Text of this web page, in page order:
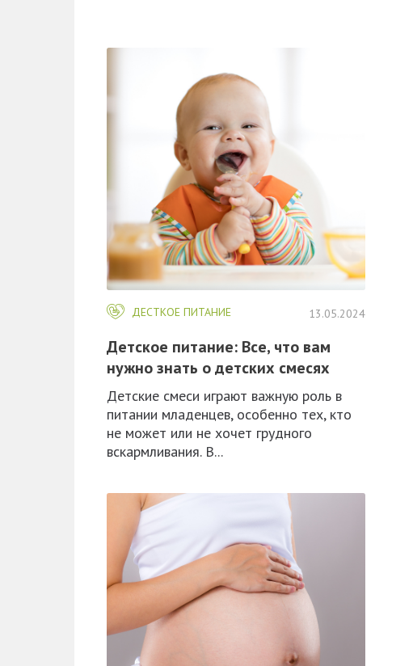
ДЕСТКОЕ ПИТАНИЕ 13.05.2024
Детское питание: Все, что вам
нужно знать о детских смесях
Детские смеси играют важную роль в
питании младенцев, особенно тех, кто
не может или не хочет грудного
вскармливания. В...